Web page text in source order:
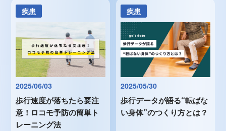
疾患
2025/06/03
歩行速度が落ちたら要注
意！ロコモ予防の簡単ト
レーニング法
疾患
2025/05/30
歩行データが語る“転ばな
い身体”のつくり方とは？